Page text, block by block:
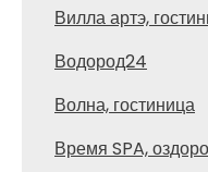
Вилла артэ,
Водород24
Волна, гостиница
Время SPA,